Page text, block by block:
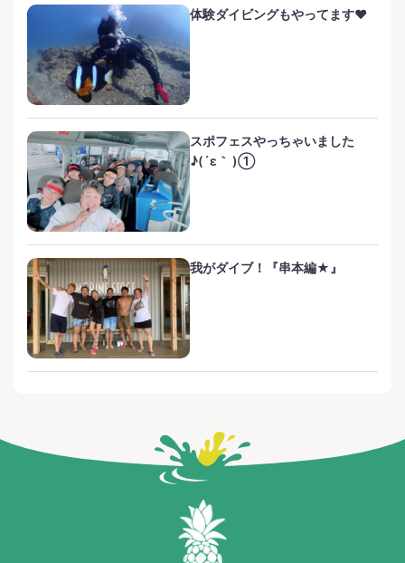
体験ダイビングもやってます❤️
スポフェスやっちゃいました
♪(´ε｀ )①
我がダイブ！『串本編★』